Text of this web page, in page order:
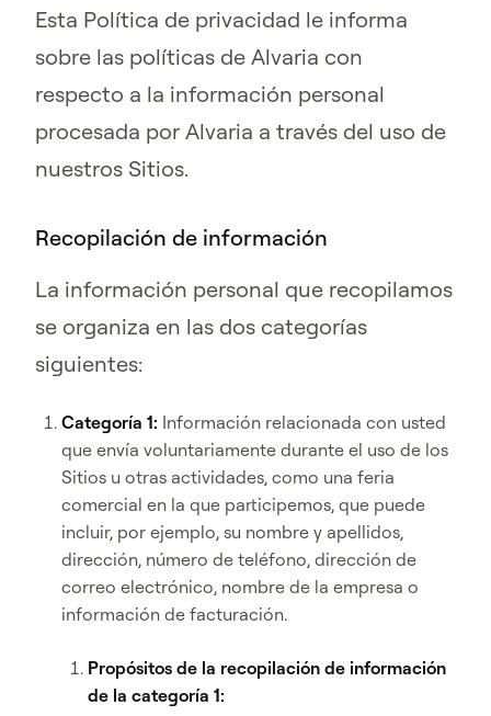
Esta Política de privacidad le informa
sobre las políticas de Alvaria con
respecto a la información personal
procesada por Alvaria a través del uso de
nuestros Sitios.
Recopilación de información
La información personal que recopilamos
se organiza en las dos categorías
siguientes:
Categoría 1: Información relacionada con usted
que envía voluntariamente durante el uso de los
Sitios u otras actividades, como una feria
comercial en la que participemos, que puede
incluir, por ejemplo, su nombre y apellidos,
dirección, número de teléfono, dirección de
correo electrónico, nombre de la empresa o
información de facturación.
Propósitos de la recopilación de información
de la categoría 1: